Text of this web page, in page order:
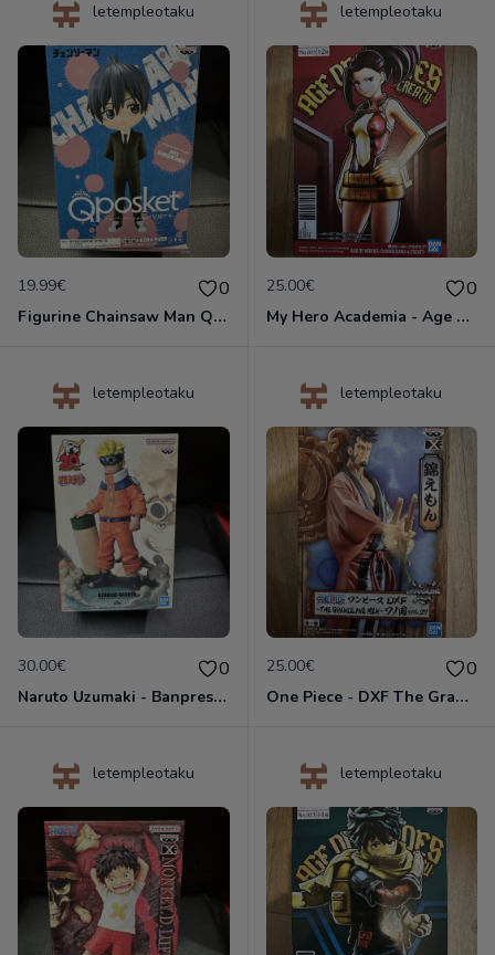
letempleotaku
19.99€ 0
Figurine Chainsaw Man QPosket - Aki Hayakawa - Banpresto !
letempleotaku
25.00€ 0
My Hero Academia - Age of Heroes Momo Yaoyorozu - Figurine Banpresto
letempleotaku
30.00€ 0
Naruto Uzumaki - Banpresto 20th Anniversary - Figurine Banpresto
letempleotaku
25.00€ 0
One Piece - DXF The Grandline Men Wano Country Vol.27 Kin’emon - Figurine Banpresto
letempleotaku letempleotaku